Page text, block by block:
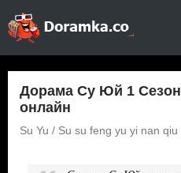
Дорама Су Юй 1 Сезон
онлайн
Su Yu / Su su feng yu yi nan qiu